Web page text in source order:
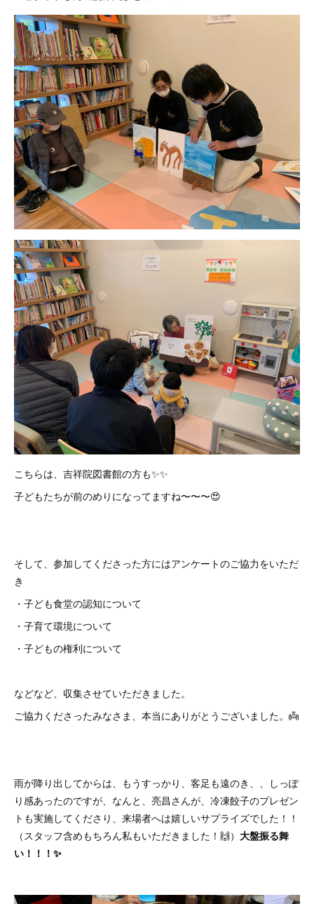
こちらは、吉祥院図書館の方も✨✨
子どもたちが前のめりになってますね〜〜〜😍
そして、参加してくださった方にはアンケートのご協力をいただ
き
・子ども食堂の認知について
・子育て環境について
・子どもの権利について
などなど、収集させていただきました。
ご協力くださったみなさま、本当にありがとうございました。👼
雨が降り出してからは、もうすっかり、客足も遠のき、、しっぽ
り感あったのですが、なんと、亮昌さんが、冷凍餃子のプレゼン
トも実施してくださり、来場者へは嬉しいサプライズでした！！
（スタッフ含めもちろん私もいただきました！🙌） 大盤振る舞
い！！！✨